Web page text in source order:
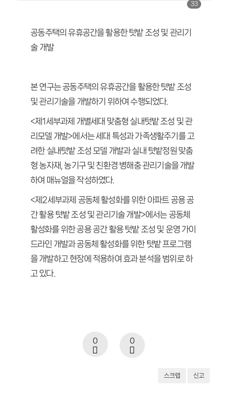
33
공동주택의 유휴공간을 활용한 텃밭 조성 및 관리기
술 개발
본 연구는 공동주택의 유휴공간을 활용한 텃밭 조성
및 관리기술을 개발하기 위하여 수행되었다.
<제1세부과제 개별세대 맞춤형 실내텃밭 조성 및 관
리모델 개발>에서는 세대 특성과 가족생활주기를 고
려한 실내텃밭 조성 모델 개발과 실내 텃밭정원 맞춤
형 농자재, 농기구 및 친환경 병해충 관리기술을 개발
하여 매뉴얼을 작성하였다.
<제2세부과제 공동체 활성화를 위한 아파트 공용 공
간 활용 텃밭 조성 및 관리기술 개발>에서는 공동체
활성화를 위한 공용 공간 활용 텃밭 조성 및 운영 가이
드라인 개발과 공동체 활성화를 위한 텃밭 프로그램
을 개발하고 현장에 적용하여 효과 분석을 범위로 하
고 있다.
0 0
스크랩 신고